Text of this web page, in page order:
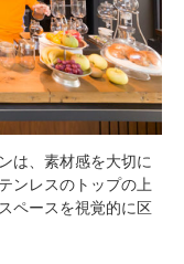
は、素材感を大切に
ンレスのトップの上
ペースを視覚的に区